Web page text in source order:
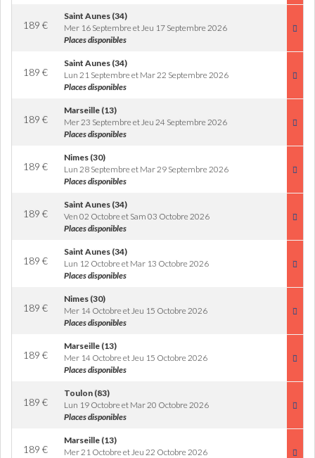
189 €
Saint Aunes (34)
Mer 16 Septembre et Jeu 17 Septembre 2026
Places disponibles
189 €
Saint Aunes (34)
Lun 21 Septembre et Mar 22 Septembre 2026
Places disponibles
189 €
Marseille (13)
Mer 23 Septembre et Jeu 24 Septembre 2026
Places disponibles
189 €
Nimes (30)
Lun 28 Septembre et Mar 29 Septembre 2026
Places disponibles
189 €
Saint Aunes (34)
Ven 02 Octobre et Sam 03 Octobre 2026
Places disponibles
189 €
Saint Aunes (34)
Lun 12 Octobre et Mar 13 Octobre 2026
Places disponibles
189 €
Nimes (30)
Mer 14 Octobre et Jeu 15 Octobre 2026
Places disponibles
189 €
Marseille (13)
Mer 14 Octobre et Jeu 15 Octobre 2026
Places disponibles
189 €
Toulon (83)
Lun 19 Octobre et Mar 20 Octobre 2026
Places disponibles
189 €
Marseille (13)
Mer 21 Octobre et Jeu 22 Octobre 2026